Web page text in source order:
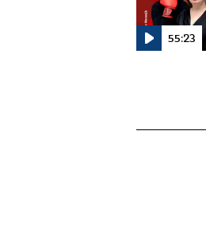
55:23